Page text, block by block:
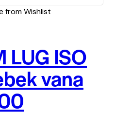
from Wishlist
LUG ISO
vana